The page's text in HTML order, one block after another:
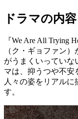
ドラマの内
『We Are All Trying
（ク・ギョファン
がうまくいっていな
マは、抑うつや不安
人々の姿をリアルに
す。